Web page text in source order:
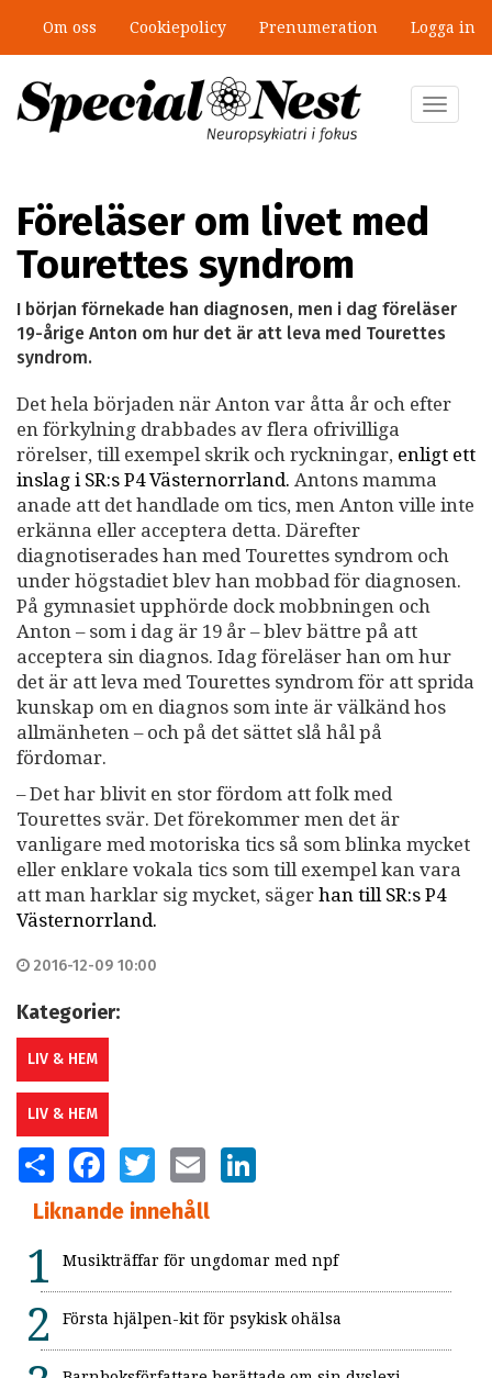
huvudinnehåll
Om oss Cookiepolicy Prenumeration Logga in
Toggle
Föreläser om livet med
Tourettes syndrom
I början förnekade han diagnosen, men i dag föreläser
19-årige Anton om hur det är att leva med Tourettes
syndrom.
Det hela börjaden när Anton var åtta år och efter
en förkylning drabbades av flera ofrivilliga
rörelser, till exempel skrik och ryckningar, enligt ett
inslag i SR:s P4 Västernorrland. Antons mamma
anade att det handlade om tics, men Anton ville inte
erkänna eller acceptera detta. Därefter
diagnotiserades han med Tourettes syndrom och
under högstadiet blev han mobbad för diagnosen.
På gymnasiet upphörde dock mobbningen och
Anton – som i dag är 19 år – blev bättre på att
acceptera sin diagnos. Idag föreläser han om hur
det är att leva med Tourettes syndrom för att sprida
kunskap om en diagnos som inte är välkänd hos
allmänheten – och på det sättet slå hål på
fördomar.
– Det har blivit en stor fördom att folk med
Tourettes svär. Det förekommer men det är
vanligare med motoriska tics så som blinka mycket
eller enklare vokala tics som till exempel kan vara
att man harklar sig mycket, säger han till SR:s P4
Västernorrland.
2016-12-09 10:00
Kategorier:
LIV & HEM
LIV & HEM
SHARE FACEBOOKTWITTER EMAIL
Liknande innehåll
Musikträffar för ungdomar med npf
Första hjälpen-kit för psykisk ohälsa